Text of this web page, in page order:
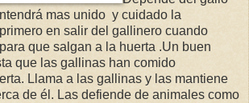
mas unido y cuidado la
en salir del gallinero cuando
que salgan a la huerta .Un buen
que las gallinas han comido
Llama a las gallinas y las mantiene
de él. Las defiende de animales como